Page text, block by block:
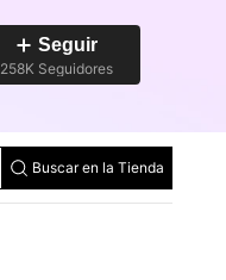
Seguir
258K Seguidores
Buscar en la Tienda